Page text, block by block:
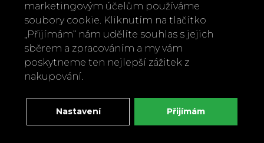
+420 737 886 915
Napište nám
info@bylobylibo.cz
marketingovým účelům používáme
soubory cookie. Kliknutím na tlačítko
„Přijímám“ nám udělíte souhlas s jejich
sběrem a zpracováním a my vám
poskytneme ten nejlepší zážitek z
nakupování.
Nastavení Přijímám